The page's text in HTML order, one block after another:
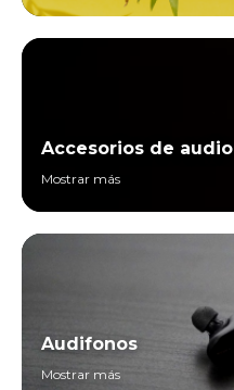
Accesorios de audio
Mostrar más
Audifonos
Mostrar más